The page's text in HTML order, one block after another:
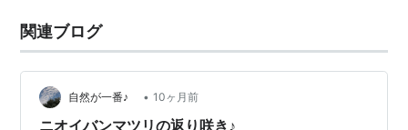
害の子や挿…
関連ブログ
自然が一番♪ • 10ヶ月前
ニオイバンマツリの返り咲き♪